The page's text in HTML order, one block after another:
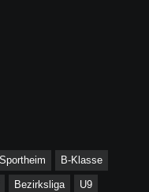
Sportheim B-Klasse
Bezirksliga U9